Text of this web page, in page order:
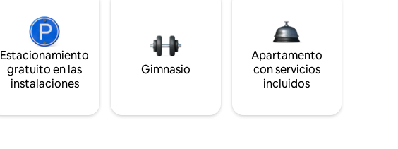
Estacionamiento
gratuito en las
instalaciones
Gimnasio
Apartamento
con servicios
incluidos